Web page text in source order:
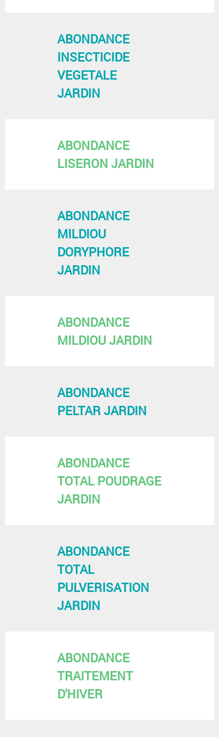
ABONDANCE
INSECTICIDE
VEGETALE
JARDIN
ABONDANCE
LISERON JARDIN
ABONDANCE
MILDIOU
DORYPHORE
JARDIN
ABONDANCE
MILDIOU JARDIN
ABONDANCE
PELTAR JARDIN
ABONDANCE
TOTAL POUDRAGE
JARDIN
ABONDANCE
TOTAL
PULVERISATION
JARDIN
ABONDANCE
TRAITEMENT
D'HIVER